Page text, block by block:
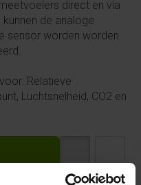
direct en via
de analoge
sensor worden worden
Relatieve
Luchtsnelheid, CO2 en